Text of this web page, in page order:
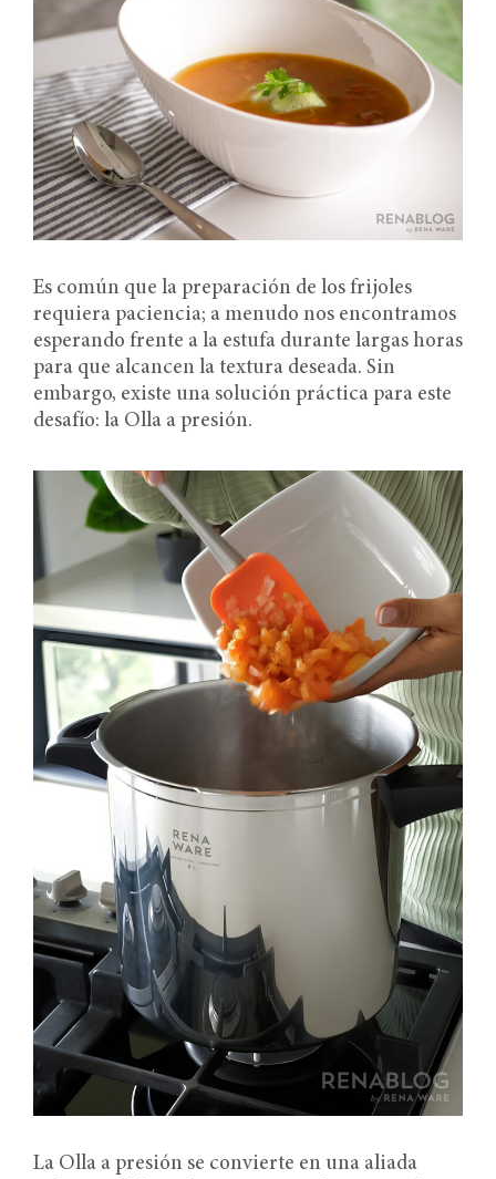
Es común que la preparación de los frijoles
requiera paciencia; a menudo nos encontramos
esperando frente a la estufa durante largas horas
para que alcancen la textura deseada. Sin
embargo, existe una solución práctica para este
desafío: la Olla a presión.
La Olla a presión se convierte en una aliada